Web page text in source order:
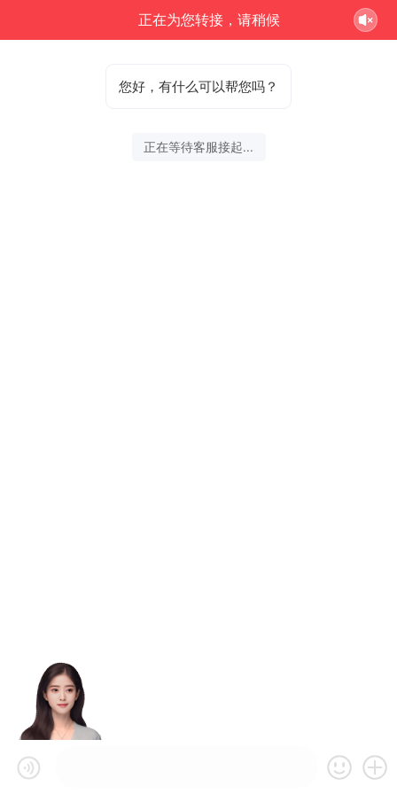
正在为您转接，请稍候
您好，有什么可以帮您吗？
正在等待客服接起...